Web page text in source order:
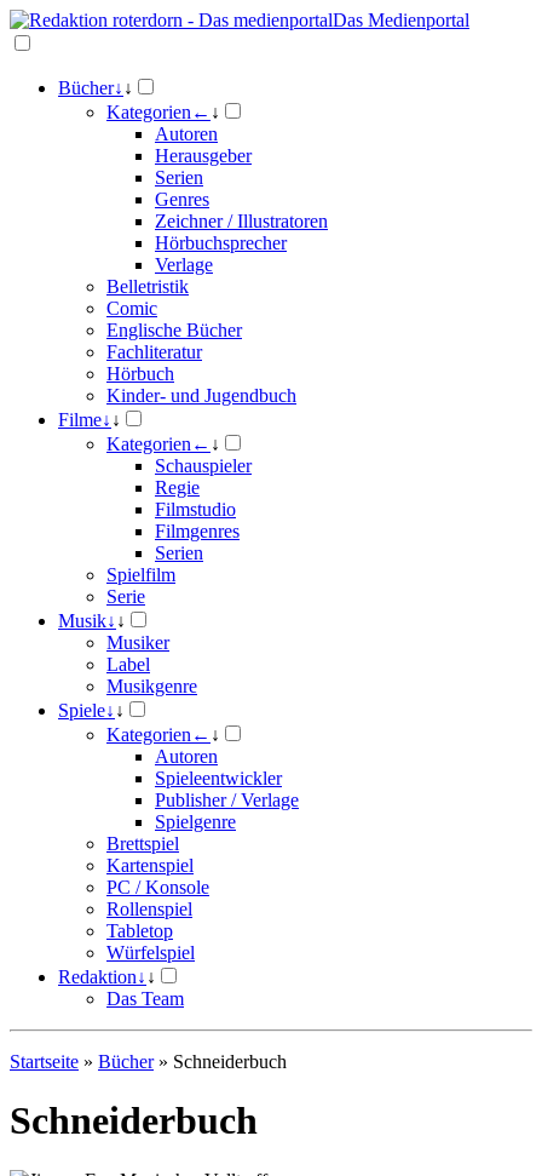
Das Medienportal
Bücher↓ ↓
Kategorien ← ↓
Autoren
Herausgeber
Serien
Genres
Zeichner / Illustratoren
Hörbuchsprecher
Verlage
Belletristik
Comic
Englische Bücher
Fachliteratur
Hörbuch
Kinder- und Jugendbuch
Filme↓ ↓
Kategorien ← ↓
Schauspieler
Regie
Filmstudio
Filmgenres
Serien
Spielfilm
Serie
Musik↓ ↓
Musiker
Label
Musikgenre
Spiele↓ ↓
Kategorien ← ↓
Autoren
Spieleentwickler
Publisher / Verlage
Spielgenre
Brettspiel
Kartenspiel
PC / Konsole
Rollenspiel
Tabletop
Würfelspiel
Redaktion↓ ↓
Das Team
Startseite » Bücher» Schneiderbuch
Schneiderbuch